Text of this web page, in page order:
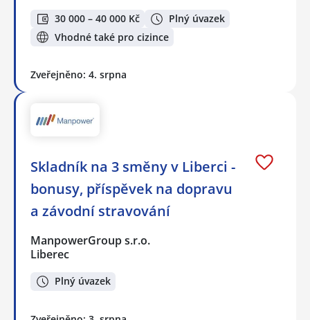
30 000 – 40 000 Kč
Plný úvazek
Vhodné také pro cizince
Zveřejněno: 4. srpna
Skladník na 3 směny v Liberci -
bonusy, příspěvek na dopravu
a závodní stravování
ManpowerGroup s.r.o.
Liberec
Plný úvazek